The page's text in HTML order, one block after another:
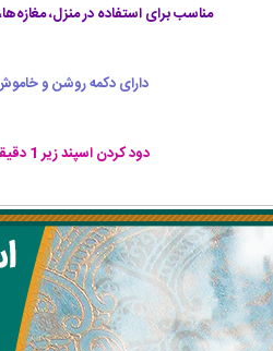
مناسب برای استفاده در منزل،
دارای دکمه روشن و
دود کردن اسپند زیر 1 دقیقه